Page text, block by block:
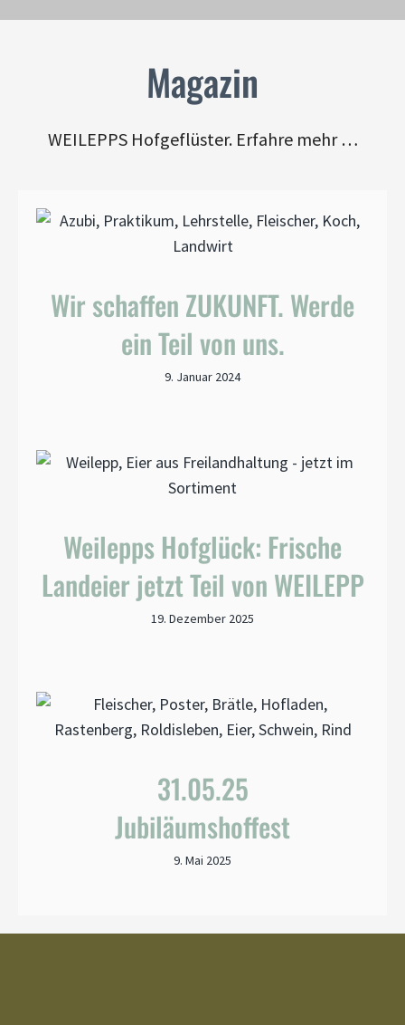
Magazin
WEILEPPS Hofgeflüster. Erfahre mehr …
Wir schaffen ZUKUNFT. Werde
ein Teil von uns.
9. Januar 2024
Weilepps Hofglück: Frische
Landeier jetzt Teil von WEILEPP
19. Dezember 2025
31.05.25
Jubiläums­hoffest
9. Mai 2025